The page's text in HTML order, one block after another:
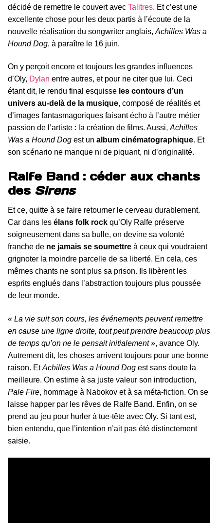
décidé de remettre le couvert avec Talitres. Et c’est une
excellente chose pour les deux partis à l’écoute de la
nouvelle réalisation du songwriter anglais, Achilles Was a
Hound Dog, à paraître le 16 juin.
On y perçoit encore et toujours les grandes influences
d’Oly, Dylan entre autres, et pour ne citer que lui. Ceci
étant dit, le rendu final esquisse les contours d’un
univers au-delà de la musique, composé de réalités et
d’images fantasmagoriques faisant écho à l’autre métier
passion de l’artiste : la création de films. Aussi, Achilles
Was a Hound Dog est un album cinématographique. Et
son scénario ne manque ni de piquant, ni d’originalité.
Ralfe Band : céder aux chants
des Sirens
Et ce, quitte à se faire retourner le cerveau durablement.
Car dans les élans folk rock qu’Oly Ralfe préserve
soigneusement dans sa bulle, on devine sa volonté
franche de ne jamais se soumettre à ceux qui voudraient
grignoter la moindre parcelle de sa liberté. En cela, ces
mêmes chants ne sont plus sa prison. Ils libèrent les
esprits englués dans l’abstraction toujours plus poussée
de leur monde.
« La vie suit son cours, les événements peuvent remettre
en cause une ligne droite, tout peut prendre beaucoup plus
de temps qu’on ne le pensait initialement », avance Oly.
Autrement dit, les choses arrivent toujours pour une bonne
raison. EtAchilles Was a Hound Dog est sans doute la
meilleure. On estime à sa juste valeur son introduction,
Pale Fire, hommage à Nabokov et à sa méta-fiction. On se
laisse happer par les rêves de Ralfe Band. Enfin, on se
prend au jeu pour hurler à tue-tête avec Oly. Si tant est,
bien entendu, que l’intention n’ait pas été distinctement
saisie.